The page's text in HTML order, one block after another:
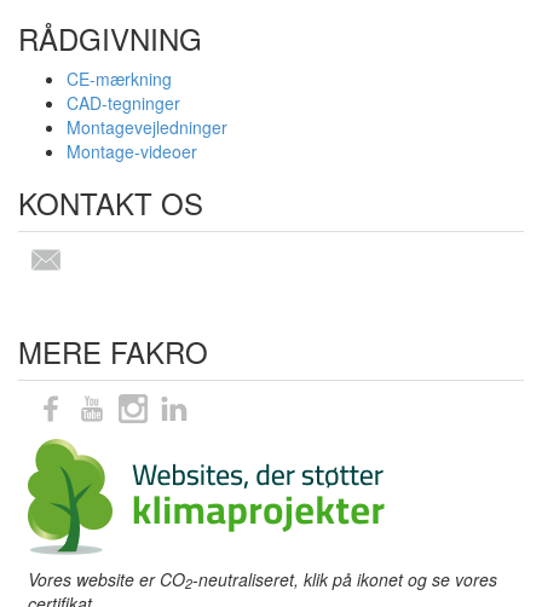
RÅDGIVNING
CE-mærkning
CAD-tegninger
Montagevejledninger
Montage-videoer
KONTAKT OS
MERE FAKRO
Vores website er CO2-neutraliseret, klik på ikonet og se vores